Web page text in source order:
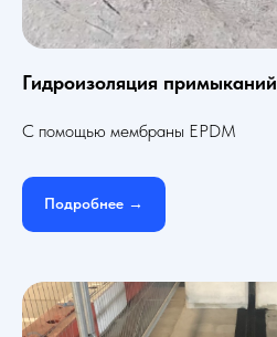
Гидроизоляция примыканий
С помощью мембраны EPDM
Подробнее →